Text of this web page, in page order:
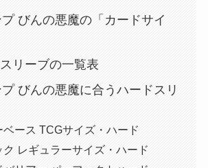
びんの悪魔の「カードサイ
リーブの一覧表
びんの悪魔に合うハードスリ
ース TCGサイズ・ハード
レギュラーサイズ・ハード